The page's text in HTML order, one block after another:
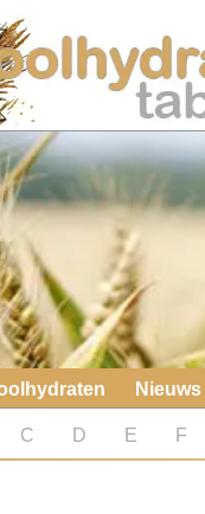
Nieuws
C D E F